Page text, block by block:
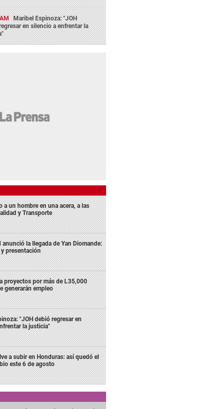
Maribel Espinoza: "JOH
en silencio a enfrentar la
a un hombre en una acera, a las
y Transporte
anunció la llegada de Yan Diomande:
presentación
proyectos por más de L35,000
generarán empleo
"JOH debió regresar en
la justicia"
a subir en Honduras: así quedó el
este 6 de agosto